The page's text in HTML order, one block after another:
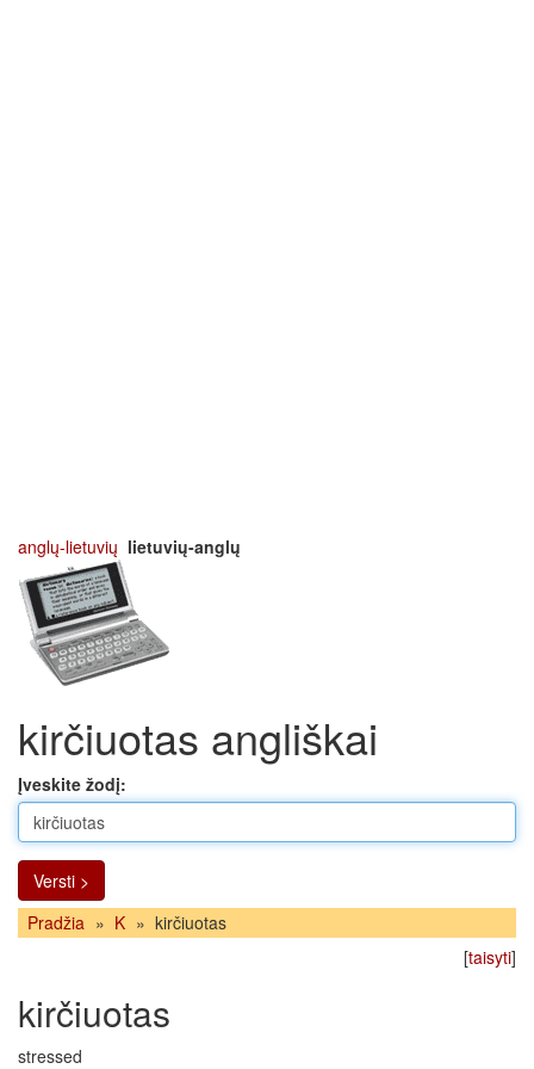
anglų-lietuvių lietuvių-anglų
kirčiuotas angliškai
Įveskite žodį:
Versti >
Pradžia » K » kirčiuotas
[taisyti]
kirčiuotas
stressed